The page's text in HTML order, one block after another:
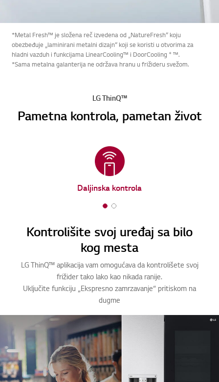
*Metal Fresh™ je složena reč izvedena od „NatureFresh“ koju
obezbeđuje „laminirani metalni dizajn“ koji se koristi u otvorima za
hladni vazduh i funkcijama LinearCooling™ i DoorCooling + ™.
*Sama metalna galanterija ne održava hranu u frižideru svežom.
LG ThinQ™
Pametna kontrola, pametan život
Daljinska kontrola
1
f
2
2
f
2
Kontrolišite svoj uređaj sa bilo
kog mesta
LG ThinQ™ aplikacija vam omogućava da kontrolišete svoj
frižider tako lako kao nikada ranije.
Uključite funkciju „Ekspresno zamrzavanje“ pritiskom na
dugme